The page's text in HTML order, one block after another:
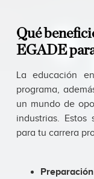
Qué
EGADE
La educación
programa,
un mundo de
industrias.
para tu carrera